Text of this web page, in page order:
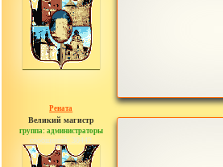
Рената
Великий магистр
группа: администраторы
сообщений: 30442